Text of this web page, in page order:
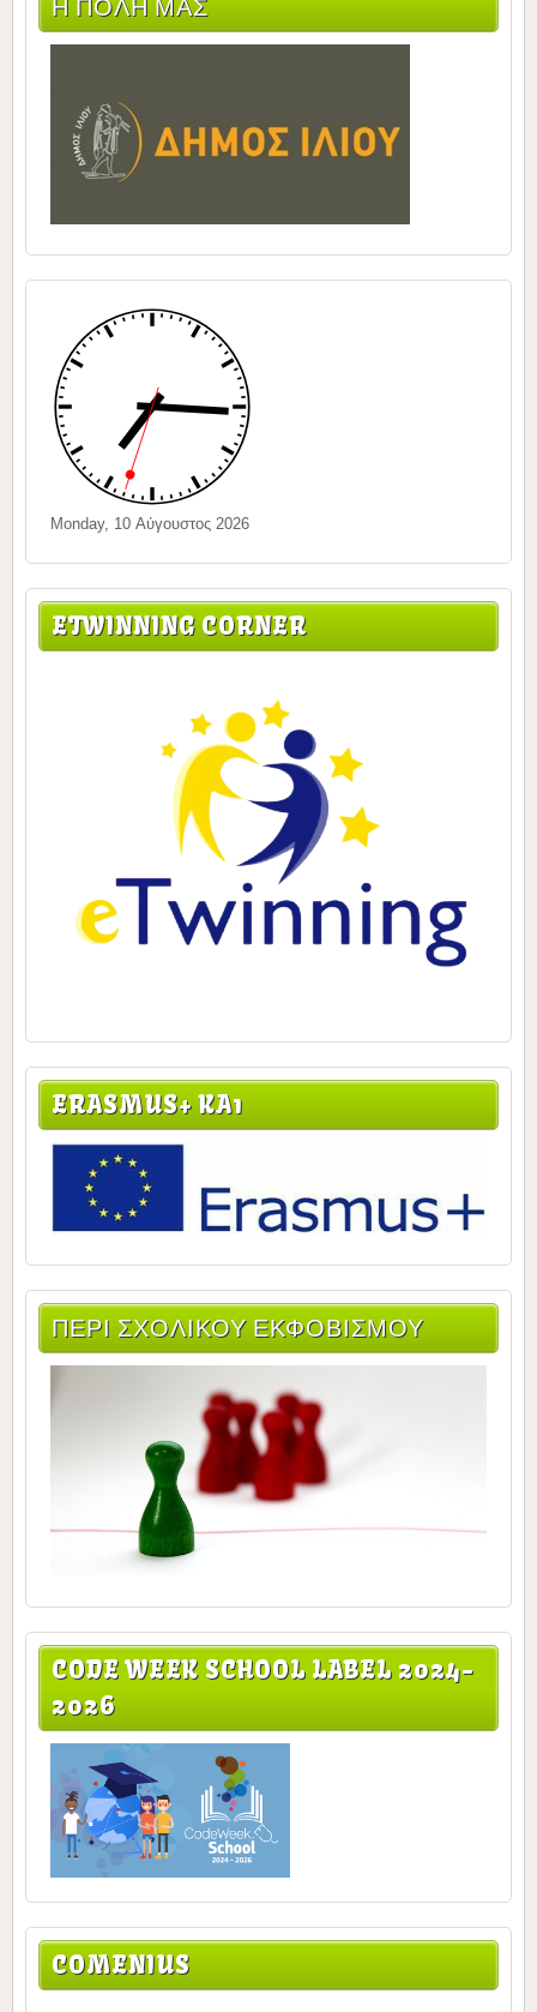
Η ΠΟΛΗ ΜΑΣ
Monday, 10 Αύγουστος 2026
ETWINNING CORNER
ERASMUS+ KA1
ΠΕΡΙ ΣΧΟΛΙΚΟΥ ΕΚΦΟΒΙΣΜΟΥ
CODE WEEK SCHOOL LABEL 2024-
2026
COMENIUS